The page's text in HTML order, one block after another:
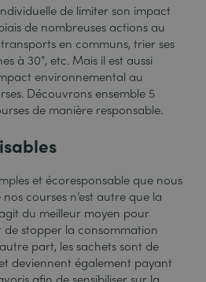
de limiter son impact
de nombreuses actions au
en communs, trier ses
à 30°, etc. Mais il est aussi
environnemental au
Découvrons ensemble 5
de manière responsable.
et écoresponsable que nous
courses n’est autre que la
du meilleur moyen pour
de stopper la consommation
part, les sachets sont de
deviennent également payant